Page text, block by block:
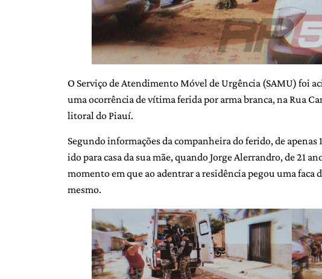
O Serviço de Atendimento Móvel de Urgência (SAMU) foi
uma ocorrência de vítima ferida por arma branca, na Rua
litoral do Piauí.
Segundo informações da companheira do ferido, de
ido para casa da sua mãe, quando Jorge Alerrandro, de 21
momento em que ao adentrar a residência pegou uma faca
mesmo.